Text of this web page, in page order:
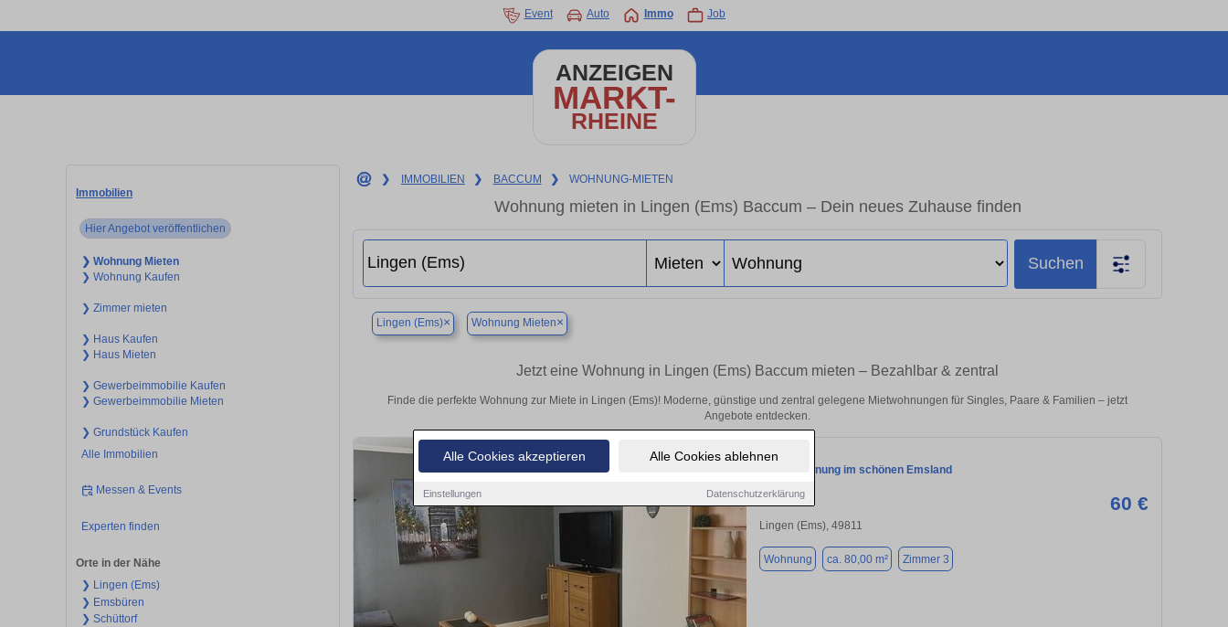
Alle Cookies akzeptieren Alle Cookies ablehnen
Einstellungen Datenschutzerklärung
Event Auto Immo Job
ANZEIGEN
MARKT-
RHEINE
Immobilien
Hier Angebot veröffentlichen
❯ Wohnung Mieten
❯ Wohnung Kaufen
❯ Zimmer mieten
❯ Haus Kaufen
❯ Haus Mieten
❯ Gewerbeimmobilie Kaufen
❯ Gewerbeimmobilie Mieten
❯ Grundstück Kaufen
Alle Immobilien
Messen & Events
Experten finden
Orte in der Nähe
❯ Lingen (Ems)
❯ Emsbüren
❯ Schüttorf
❯ IMMOBILIEN ❯ BACCUM ❯ WOHNUNG-MIETEN
Wohnung mieten in Lingen (Ems) Baccum – Dein neues Zuhause finden
Suchen
Lingen (Ems)× Wohnung Mieten×
Jetzt eine Wohnung in Lingen (Ems) Baccum mieten – Bezahlbar & zentral
Finde die perfekte Wohnung zur Miete in Lingen (Ems)! Moderne, günstige und zentral gelegene Mietwohnungen für Singles, Paare & Familien – jetzt
Angebote entdecken.
FerienWohnung im schönen Emsland
60 €
Lingen (Ems), 49811
Wohnung ca. 80,00 m² Zimmer 3